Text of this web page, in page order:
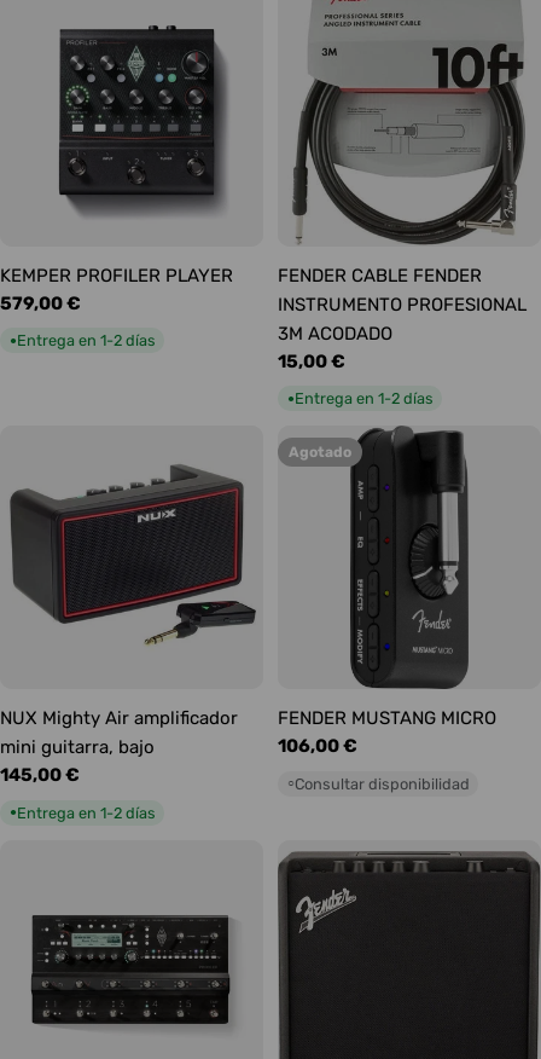
KEMPER PROFILER PLAYER
Precio
habitual
579,00 €
●Entrega en 1-2 días
FENDER CABLE FENDER
INSTRUMENTO PROFESIONAL
3M ACODADO
Precio
habitual
15,00 €
●Entrega en 1-2 días
NUX Mighty Air amplificador
mini guitarra, bajo
Precio
145,00 €
●Entrega en 1-2 días
Agotado
FENDER MUSTANG MICRO
Precio
106,00 €
○Consultar disponibilidad